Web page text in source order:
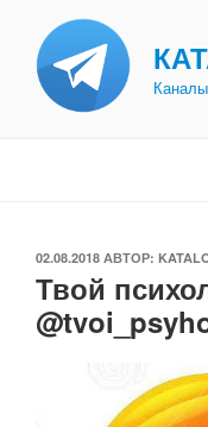
содержимому
ОПУБЛИКОВАНО
02.08.2018 АВТОР:
Твой